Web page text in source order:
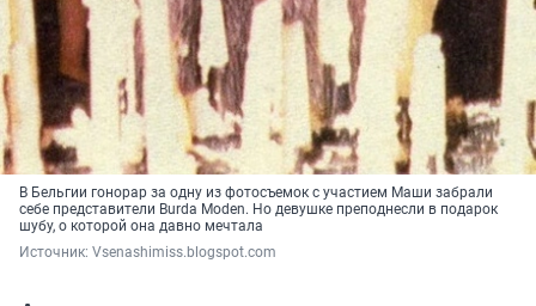
В Бельгии гонорар за одну из фотосъемок с участием Маши забрали
себе представители Burda Moden. Но девушке преподнесли в подарок
шубу, о которой она давно мечтала
Источник: Vsenashimiss.blogspot.com